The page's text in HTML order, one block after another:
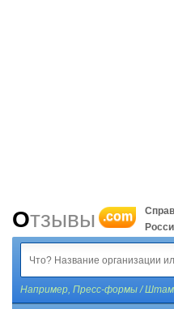
Отзывы .com
Например, Пресс-формы /